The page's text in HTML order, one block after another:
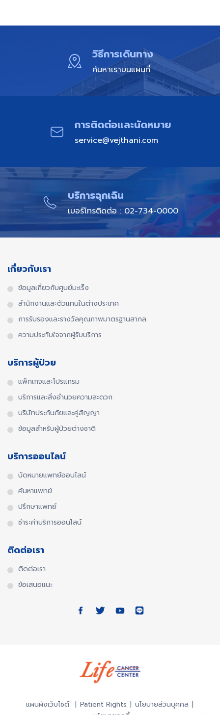
วิธีการเดินทาง
ค้นหาเราบนแผนที่
การติดต่อและนัดหมาย​
service@vejthani.com
บริการฉุกเฉิน​
เบอร์โทรติดต่อ : 02-734-0000
เกี่ยวกับเรา
ข้อมูลเกี่ยวกับศูนย์มะเร็ง
สำนักงานและตัวแทนในต่างประเทศ​
การรับรองและรางวัลคุณภาพมาตรฐานสากล​
ความประทับใจจากผู้รับบริการ
บริการผู้ป่วย
แพ็กเกจและโปรแกรม
บริการและสิ่งอำนวยความสะดวก
บริษัทประกันภัยและคู่สัญญา
ข้อมูลสำหรับผู้ป่วยต่างชาติ
บริการออนไลน์
นัดหมายแพทย์ออนไลน์
ค้นหาแพทย์
ปรึกษาแพทย์
ชำระค่าบริการออนไลน์
ติดต่อเรา
ติดต่อเรา
ข้อเสนอแนะ
แผนผังเว็บไซต์ Patient Rights
นโยบายส่วนบุคคล